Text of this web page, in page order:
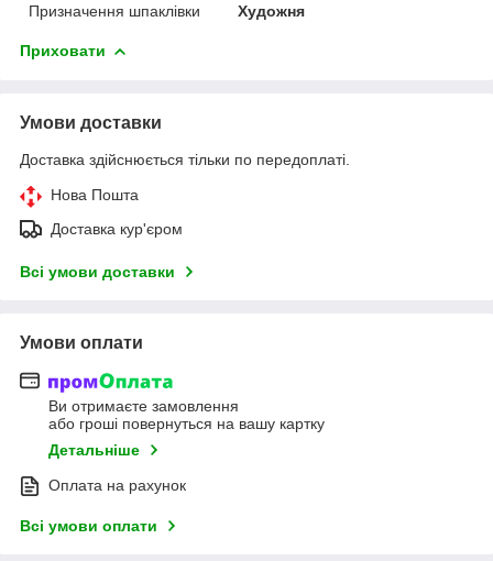
Призначення шпаклівки
Художня
Приховати
Умови доставки
Доставка здійснюється тільки по передоплаті.
Нова Пошта
Доставка кур'єром
Всі умови доставки
Умови оплати
Ви отримаєте замовлення
або гроші повернуться на вашу картку
Детальніше
Оплата на рахунок
Всі умови оплати